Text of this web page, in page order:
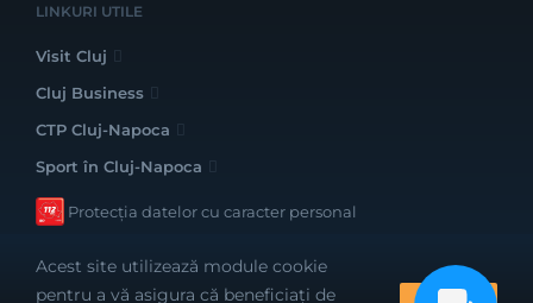
LINKURI UTILE
Visit Cluj
Cluj Business
CTP Cluj-Napoca
Sport în Cluj-Napoca
Protecția datelor cu caracter personal
Acest site utilizează module cookie
pentru a vă asigura că beneficiați de